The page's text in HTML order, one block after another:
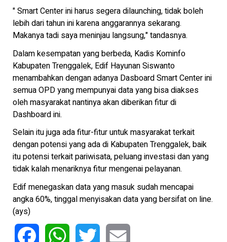
" Smart Center ini harus segera dilaunching, tidak boleh
lebih dari tahun ini karena anggarannya sekarang.
Makanya tadi saya meninjau langsung," tandasnya.
Dalam kesempatan yang berbeda, Kadis Kominfo
Kabupaten Trenggalek, Edif Hayunan Siswanto
menambahkan dengan adanya Dasboard Smart Center ini
semua OPD yang mempunyai data yang bisa diakses
oleh masyarakat nantinya akan diberikan fitur di
Dashboard ini.
Selain itu juga ada fitur-fitur untuk masyarakat terkait
dengan potensi yang ada di Kabupaten Trenggalek, baik
itu potensi terkait pariwisata, peluang investasi dan yang
tidak kalah menariknya fitur mengenai pelayanan.
Edif menegaskan data yang masuk sudah mencapai
angka 60%, tinggal menyisakan data yang bersifat on line.
(ays)